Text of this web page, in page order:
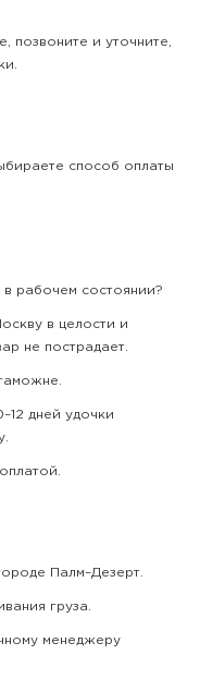
и уточните,
способ оплаты
в рабочем состоянии?
в целости и
не пострадает.
дней удочки
Палм–Дезерт.
груза.
менеджеру